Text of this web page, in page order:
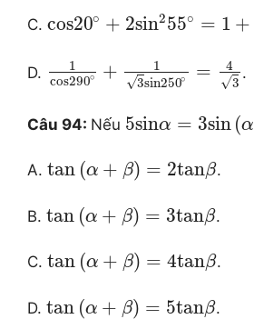
C. cos20∘ + 2sin255∘ = 1 +
D.
1
cos290∘ +
1
3
√ sin250∘ =
4
3
√
.
Câu 94: Nếu 5sinα = 3sin (α
A. tan (α + β) = 2tanβ.
B. tan (α + β) = 3tanβ.
C. tan (α + β) = 4tanβ.
D. tan (α + β) = 5tanβ.